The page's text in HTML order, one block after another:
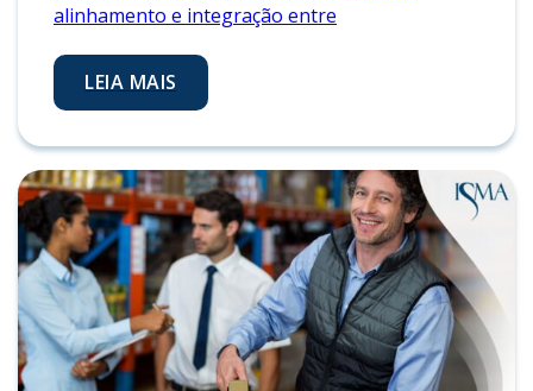
alinhamento e integração entre
LEIA MAIS